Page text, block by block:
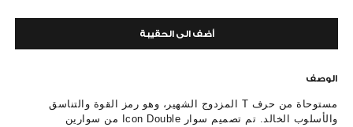
أضف الى الحقيبة
الوصف
مستوحاة من حرف T المزدوج الشهير، وهو رمز القوة والتناسق
والأسلوب الخالد. تم تصميم سوار Icon Double من سوارين